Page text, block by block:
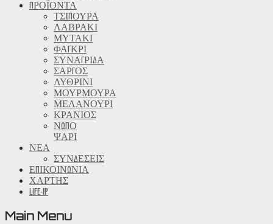
ΠΡΟΪΟΝΤΑ
ΤΣΙΠΟΥΡΑ
ΛΑΒΡΑΚΙ
ΜΥΤΑΚΙ
ΦΑΓΚΡΙ
ΣΥΝΑΓΡΙΔΑ
ΣΑΡΓΟΣ
ΛΥΘΡΙΝΙ
ΜΟΥΡΜΟΥΡΑ
ΜΕΛΑΝΟΥΡΙ
ΚΡΑΝΙΟΣ
ΝΩΠΟ
ΨΑΡΙ
ΝΕΑ
ΣΥΝΔΕΣΕΙΣ
ΕΠΙΚΟΙΝΩΝΙΑ
ΧΑΡΤΗΣ
LIFE-IP
Main Menu